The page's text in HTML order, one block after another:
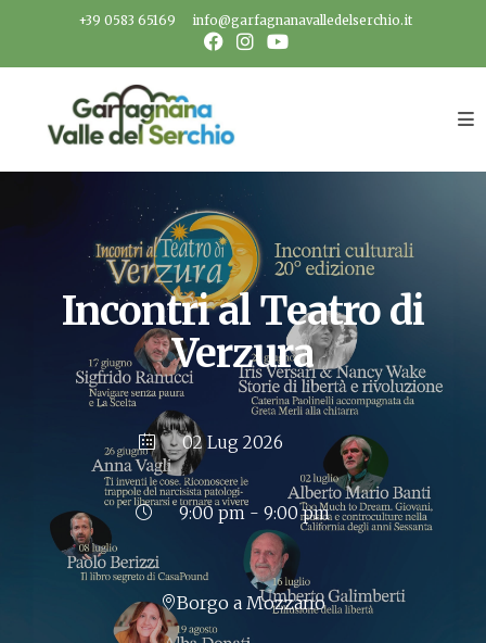
+39 0583 65169 info@garfagnanavalledelserchio.it
Incontri al Teatro di
Verzura
02 Lug 2026
9:00 pm - 9:00 pm
Borgo a Mozzano